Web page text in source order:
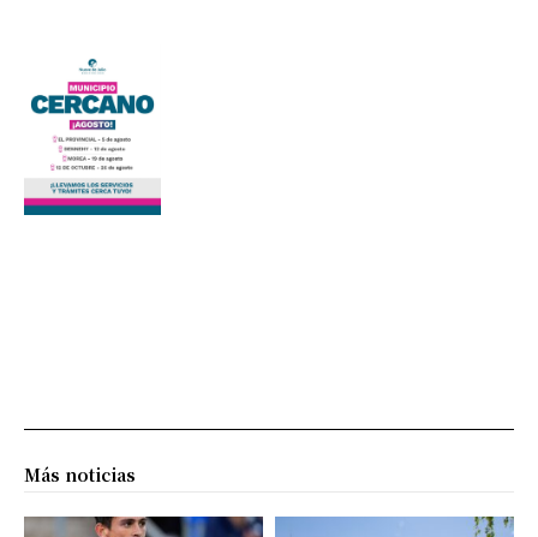
Más noticias